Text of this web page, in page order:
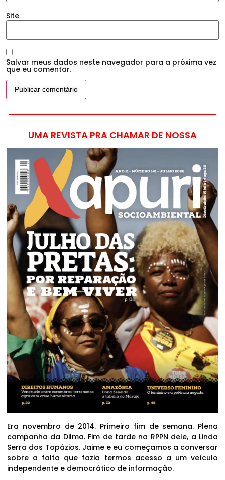
Site
Salvar meus dados neste navegador para a próxima vez
que eu comentar.
UMA REVISTA PRA CHAMAR DE NOSSA
Era novembro de 2014. Primeiro fim de semana. Plena
campanha da Dilma. Fim de tarde na RPPN dele, a Linda
Serra dos Topázios. Jaime e eu começamos a conversar
sobre a falta que fazia termos acesso a um veículo
independente e democrático de informação.